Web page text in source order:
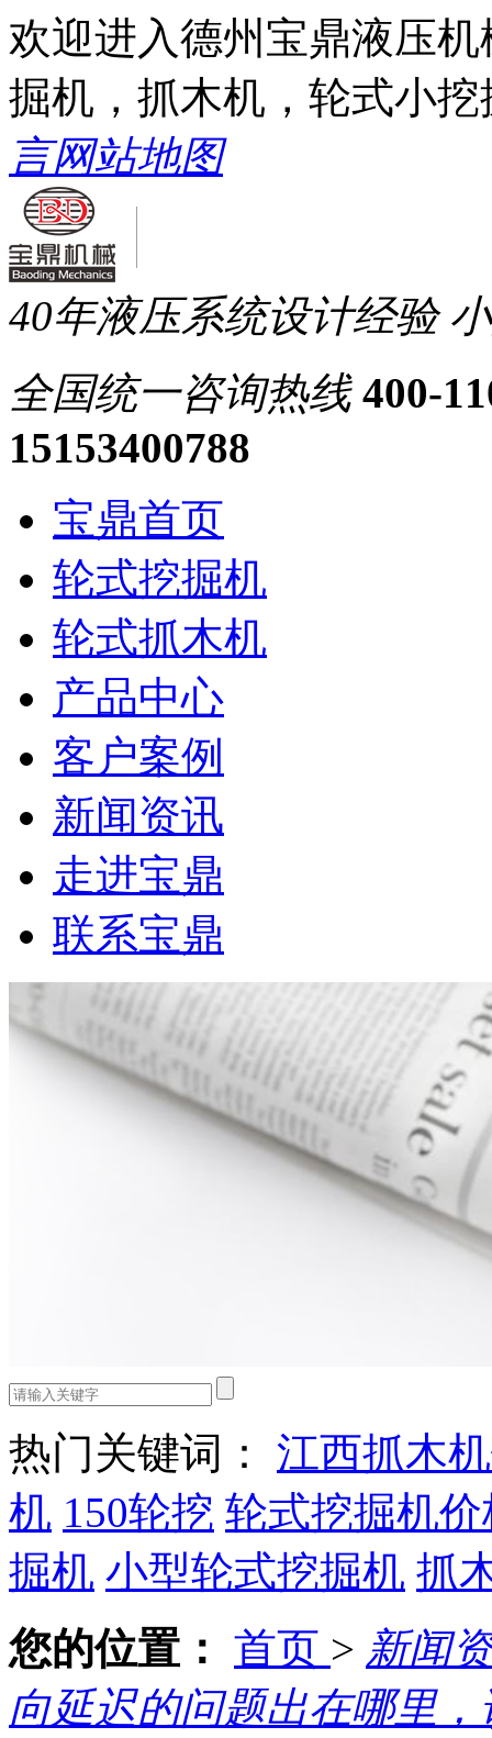
欢迎进入德州宝鼎液压
掘机，抓木机，轮式小
言网站地图
40年液压系统设计经验
全国统一咨询热线 400-
15153400788
宝鼎首页
轮式挖掘机
轮式抓木机
产品中心
客户案例
新闻资讯
走进宝鼎
联系宝鼎
热门关键词： 江西抓木
机 150轮挖 轮式挖掘机
掘机 小型轮式挖掘机 抓
您的位置： 首页 > 新闻
向延迟的问题出在哪里